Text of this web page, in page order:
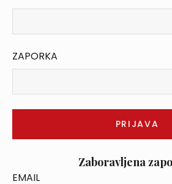
ZAPORKA
Zaboravljena
EMAIL